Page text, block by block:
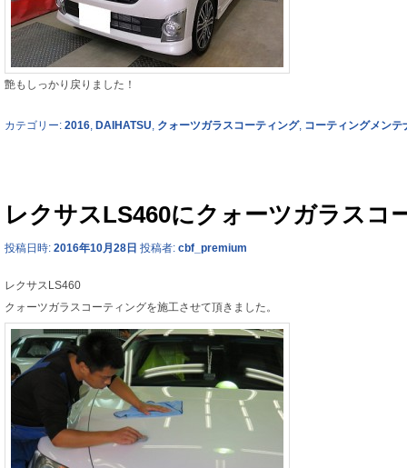
艶もしっかり戻りました！
カテゴリー: 2016, DAIHATSU, クォーツガラスコーティング, コーティングメンテ
レクサスLS460にクォーツガラスコ
投稿日時: 2016年10月28日 投稿者: cbf_premium
レクサスLS460
クォーツガラスコーティングを施工させて頂きました。